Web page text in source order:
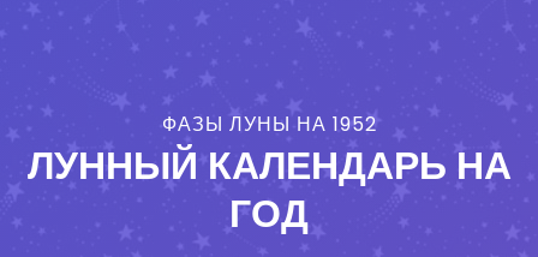
ФАЗЫ ЛУНЫ НА 1952
ЛУННЫЙ КАЛЕНДАРЬ НА
ГОД